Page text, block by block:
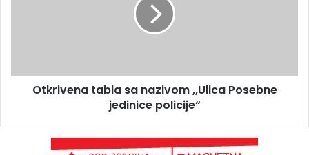
Otkrivena tabla sa nazivom ,,Ulica Posebne
jedinice policije“